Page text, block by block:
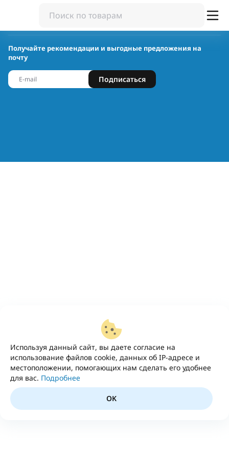
Используя данный сайт, вы даете согласие на
использование файлов cookie, данных об IP-адресе и
местоположении, помогающих нам сделать его удобнее
для вас. Подробнее
OK
Получайте рекомендации и выгодные предложения на
почту
Подписаться